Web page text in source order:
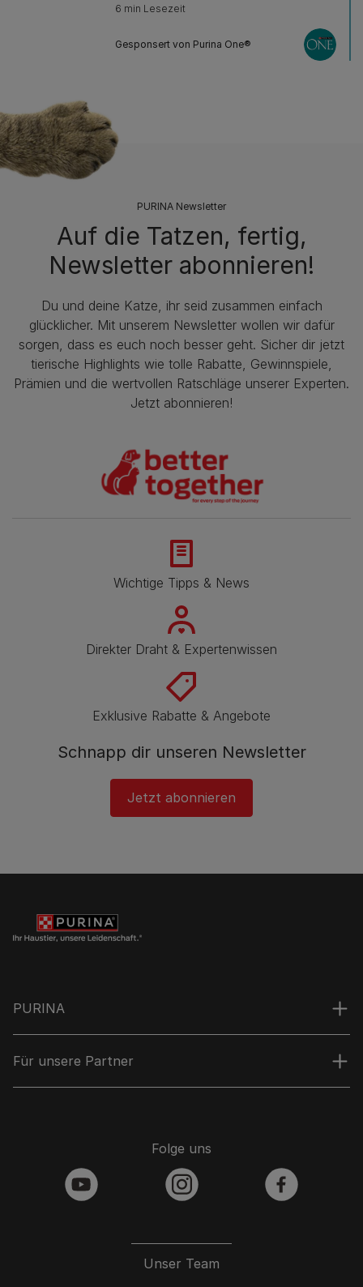
6 min Lesezeit
Gesponsert von Purina One®
PURINA Newsletter
Auf die Tatzen, fertig,
Newsletter abonnieren!
Du und deine Katze, ihr seid zusammen einfach
glücklicher. Mit unserem Newsletter wollen wir dafür
sorgen, dass es euch noch besser geht. Sicher dir jetzt
tierische Highlights wie tolle Rabatte, Gewinnspiele,
Prämien und die wertvollen Ratschläge unserer Experten.
Jetzt abonnieren!
Wichtige Tipps & News
Direkter Draht & Expertenwissen
Exklusive Rabatte & Angebote
Schnapp dir unseren Newsletter
Jetzt abonnieren
PURINA
Für unsere Partner
Unser Team
Folge uns
youtube instagram facebook